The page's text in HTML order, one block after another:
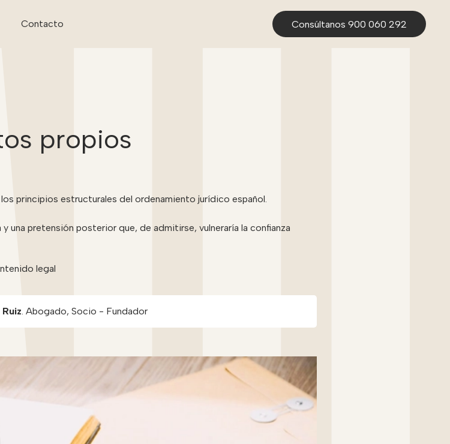
Contacto Consúltanos 900 060 292
propios
principios estructurales del ordenamiento jurídico español.
una pretensión posterior que, de admitirse, vulneraría la confianza
legal
Abogado, Socio - Fundador